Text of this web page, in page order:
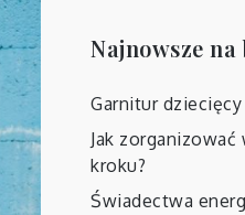
Najnowsze na
Garnitur
Jak
kroku?
Świadectwa